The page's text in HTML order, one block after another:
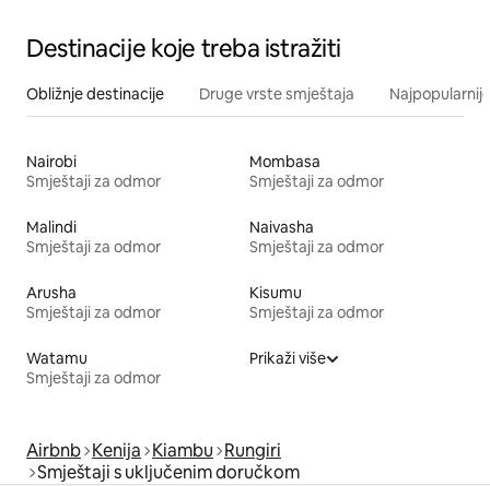
Destinacije koje treba istražiti
Obližnje destinacije Druge vrste smještaja
Nairobi
Smještaji za odmor
Mombasa
Smještaji za odmor
Malindi
Smještaji za odmor
Naivasha
Smještaji za odmor
Arusha
Smještaji za odmor
Kisumu
Smještaji za odmor
Watamu
Smještaji za odmor
Prikaži više
Airbnb Kenija Kiambu Rungiri
Smještaji s uključenim doručkom